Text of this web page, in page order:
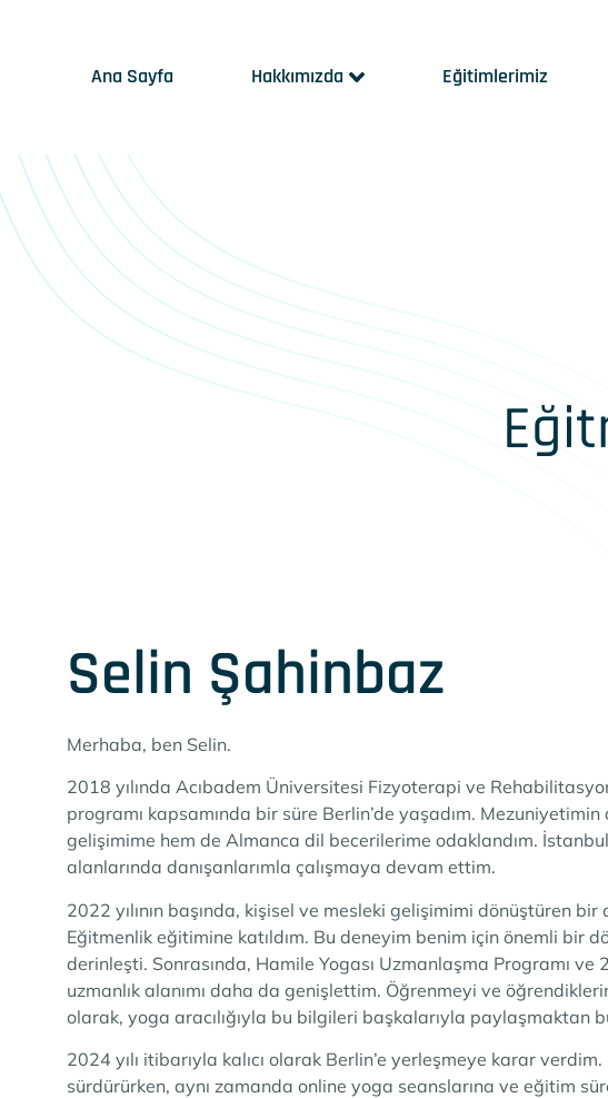
Ana Sayfa Hakkımızda Eğitimlerimiz
Selin Şahinbaz
Merhaba, ben Selin.
2018 yılında Acıbadem Üniversitesi Fizyoterapi ve
programı kapsamında bir süre Berlin’de yaşadım.
gelişimime hem de Almanca dil becerilerime odaklandım.
alanlarında danışanlarımla çalışmaya devam ettim.
2022 yılının başında, kişisel ve mesleki gelişimimi dönüştüren
Eğitmenlik eğitimine katıldım. Bu deneyim benim için önemli bir
derinleşti. Sonrasında, Hamile Yogası Uzmanlaşma Programı
uzmanlık alanımı daha da genişlettim. Öğrenmeyi ve
olarak, yoga aracılığıyla bu bilgileri başkalarıyla paylaşmaktan
2024 yılı itibarıyla kalıcı olarak Berlin’e yerleşmeye karar
sürdürürken, aynı zamanda online yoga seanslarına ve eğitim